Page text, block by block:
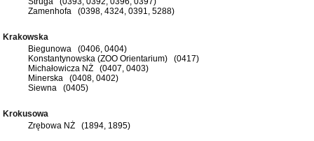
Zamenhofa (0398, 4324, 0391, 5288)
Krakowska
Biegunowa (0406, 0404)
Konstantynowska (ZOO Orientarium) (0417)
Michałowicza NŻ (0407, 0403)
Minerska (0408, 0402)
Siewna (0405)
Krokusowa
Zrębowa NŻ (1894, 1895)